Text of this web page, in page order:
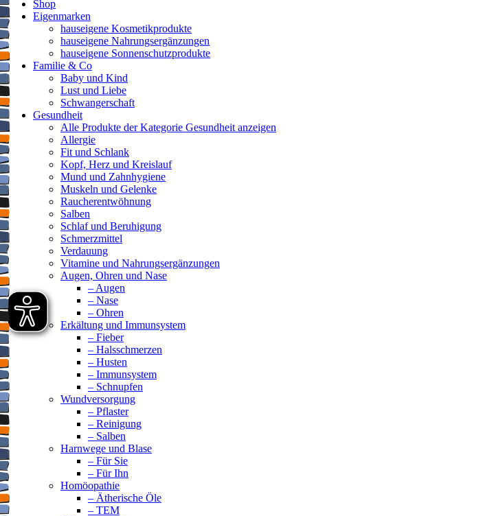
Shop
Eigenmarken
hauseigene Kosmetikprodukte
hauseigene Nahrungsergänzungen
hauseigene Sonnenschutzprodukte
Familie & Co
Baby und Kind
Lust und Liebe
Schwangerschaft
Gesundheit
Alle Produkte der Kategorie Gesundheit anzeigen
Allergie
Fit und Schlank
Kopf, Herz und Kreislauf
Mund und Zahnhygiene
Muskeln und Gelenke
Raucherentwöhnung
Salben
Schlaf und Beruhigung
Schmerzmittel
Verdauung
Vitamine und Nahrungsergänzungen
Augen, Ohren und Nase
– Augen
– Nase
– Ohren
Erkältung und Immunsystem
– Fieber
– Halsschmerzen
– Husten
– Immunsystem
– Schnupfen
Wundversorgung
– Pflaster
– Reinigung
– Salben
Harnwege und Blase
– Für Sie
– Für Ihn
Homöopathie
– Ätherische Öle
– TEM